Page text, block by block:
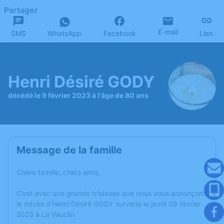
Partager
SMS WhatsApp Facebook E-mail Lien
Henri Désiré GODY
décédé le 9 février 2023 à l'âge de 80 ans
Message de la famille
Chère famille, chers amis,
C’est avec une grande tristesse que nous vous annonçons
le décès d’Henri Désiré GODY survenu le jeudi 09 février
2023 à Le Vauclin.